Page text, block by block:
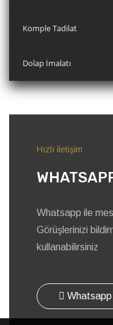
Komple Tadilat
Dolap İmalatı
Hızlı iletişim
Whatsapp ile
Görüşlerinizi
kullanabilirsiniz